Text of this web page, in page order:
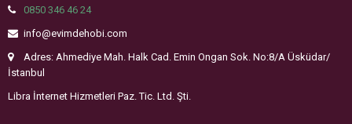
0850 346 46 24
info@evimdehobi.com
Adres: Ahmediye Mah. Halk Cad. Emin Ongan Sok. No:8/A Üsküdar/
İstanbul
Libra İnternet Hizmetleri Paz. Tic. Ltd. Şti.